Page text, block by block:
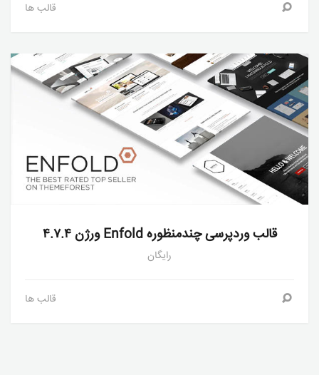
قالب ها
قالب وردپرسی چندمنظوره Enfold ورژن ۴.۷.۴
رایگان
قالب ها